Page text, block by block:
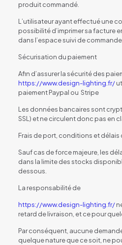
produit commandé.
L’utilisateur ayant effectué une
possibilité d’imprimer sa facture
dans l’espace suivi de
Sécurisation du paiement
Afin d’assurer la sécurité des
https://www.design-lighting.fr/
paiement Paypal ou Stripe
Les données bancaires sont
SSL) et ne circulent donc pas en
Frais de port, conditions et délais
Sauf cas de force majeure, les
dans la limite des stocks
dessous.
La responsabilité de
https://www.design-lighting.fr/
retard de livraison, et ce pour
Par conséquent, aucune
quelque nature que ce soit, ne